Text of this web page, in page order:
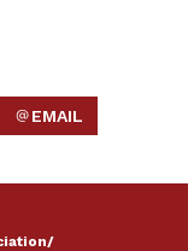
SEND EMAIL
EMAIL